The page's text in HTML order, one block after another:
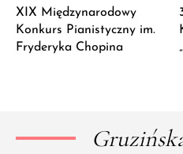
XIX Międzynarodowy
Konkurs Pianistyczny im.
Fryderyka Chopina